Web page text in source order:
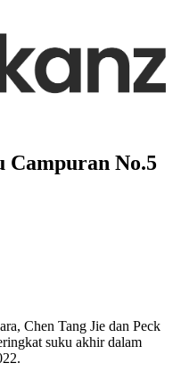
Campuran No.5
Chen Tang Jie dan Peck
suku akhir dalam